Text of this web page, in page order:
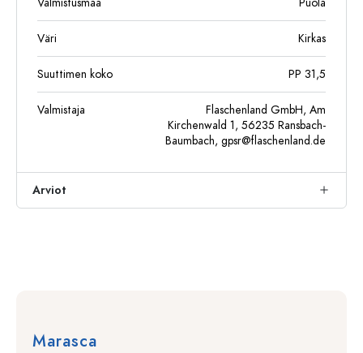
Väri Kirkas
Suuttimen koko PP 31,5
Valmistaja
Flaschenland GmbH, Am
Kirchenwald 1, 56235 Ransbach-
Baumbach, gpsr@flaschenland.de
Arviot
Marasca